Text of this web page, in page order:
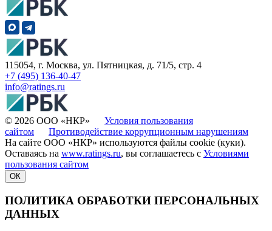
115054, г. Москва, ул. Пятницкая, д. 71/5, стр. 4
+7 (495) 136-40-47
info@ratings.ru
© 2026 ООО «НКР» Условия пользования
сайтом
Противодействие коррупционным нарушениям
На сайте ООО «НКР» используются файлы cookie (куки).
Оставаясь на www.ratings.ru, вы соглашаетесь с Условиями
пользования сайтом
ОК
ПОЛИТИКА ОБРАБОТКИ ПЕРСОНАЛЬНЫХ
ДАННЫХ